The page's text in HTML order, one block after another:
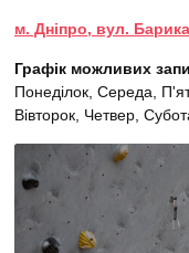
м. Дніпро, вул.
Графік можливих
Понеділок, Середа,
Вівторок, Четвер,